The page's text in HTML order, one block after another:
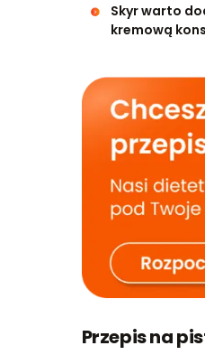
Skyr warto
kremową
Przepis na